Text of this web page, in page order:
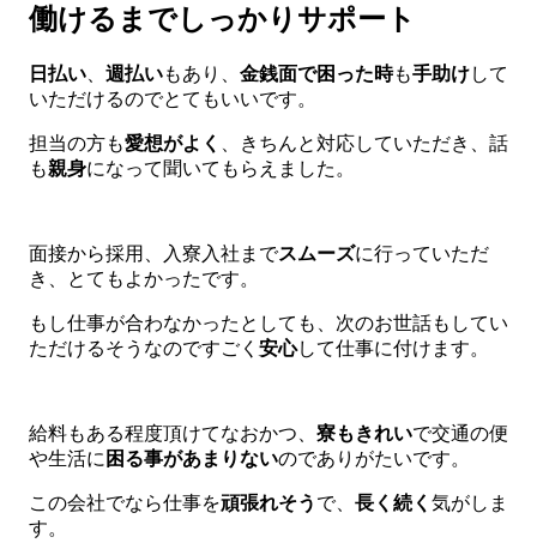
働けるまでしっかりサポート
日払い 週払いもあり、 金銭面で困った時も手助けして
いただけるのでとてもいいです。
担当の方も愛想がよく
、きちんと対応していただき、話
も親身になって聞いてもらえました。
面接から採用、入寮入社までスムーズに行っていただ
き、とてもよかったです。
もし仕事が合わなかったとしても、次のお世話もしてい
ただけるそうなのですごく 安心して仕事に付けます。
給料もある程度頂けてなおかつ、 寮もきれいで交通の便
や生活に 困る事があまりないのでありがたいです。
この会社でなら仕事を頑張れそう で、 長く続く 気がしま
す。